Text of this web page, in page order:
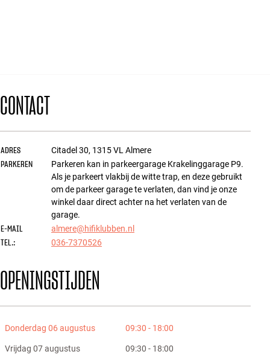
NIEUW
AANBIEDINGEN
Winkels
Klantenservice
Klantenservice
Bouw met geluid
CONTACT
ADRES Citadel 30, 1315 VL Almere
PARKEREN
Parkeren kan in parkeergarage Krakelinggarage P9.
Als je parkeert vlakbij de witte trap, en deze gebruikt
om de parkeer garage te verlaten, dan vind je onze
winkel daar direct achter na het verlaten van de
garage.
E-MAIL almere@hifiklubben.nl
TEL.: 036-7370526
OPENINGSTIJDEN
Donderdag 06 augustus 09:30 - 18:00
Vrijdag 07 augustus 09:30 - 18:00